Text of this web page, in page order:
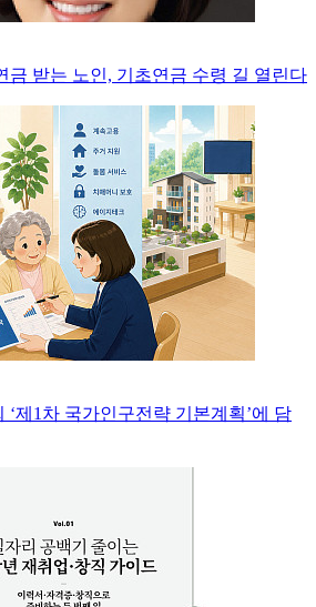
금 받는 노인, 기초연금 수령 길 열린다
‘제1차 국가인구전략 기본계획’에 담